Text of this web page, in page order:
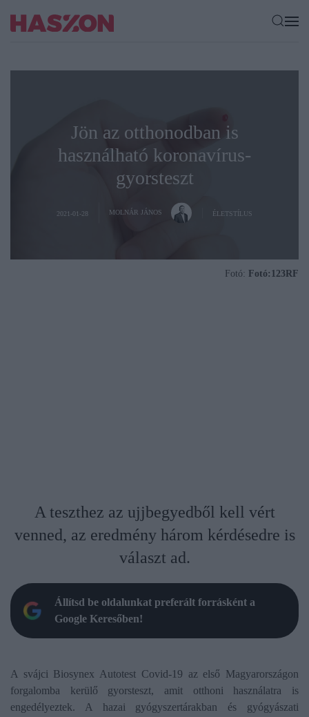
Jön az otthonodban is
használható koronavírus-
gyorsteszt
2021-01-28 MOLNÁR JÁNOS ÉLETSTÍLUS
Fotó: Fotó:123RF
A teszthez az ujjbegyedből kell vért
venned, az eredmény három kérdésedre is
választ ad.
Állítsd be oldalunkat preferált forrásként a
Google Keresőben!
A svájci Biosynex Autotest Covid-19 az első Magyarországon
forgalomba kerülő gyorsteszt, amit otthoni használatra is
engedélyeztek. A hazai gyógyszertárakban és gyógyászati